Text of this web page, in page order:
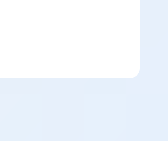
結構化問答，也有學校不給